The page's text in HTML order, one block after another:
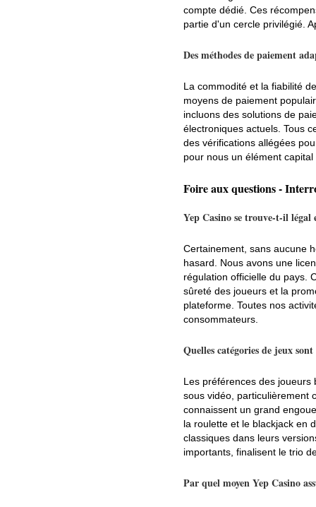
compte dédié. Ces
partie d'un cercle privilégié.
Des méthodes de paiement
La commodité et la fiabilité
moyens de paiement
incluons des solutions de
électroniques actuels. Tous
des vérifications allégées
pour nous un élément
Foire aux questions -
Yep Casino se trouve-t-il légal
Certainement, sans aucune
hasard. Nous avons une
régulation officielle du pays.
sûreté des joueurs et la
plateforme. Toutes nos
consommateurs.
Quelles catégories de jeux
Les préférences des joueurs
sous vidéo, particulièrement
connaissent un grand
la roulette et le blackjack en
classiques dans leurs
importants, finalisent le trio
Par quel moyen Yep Casino